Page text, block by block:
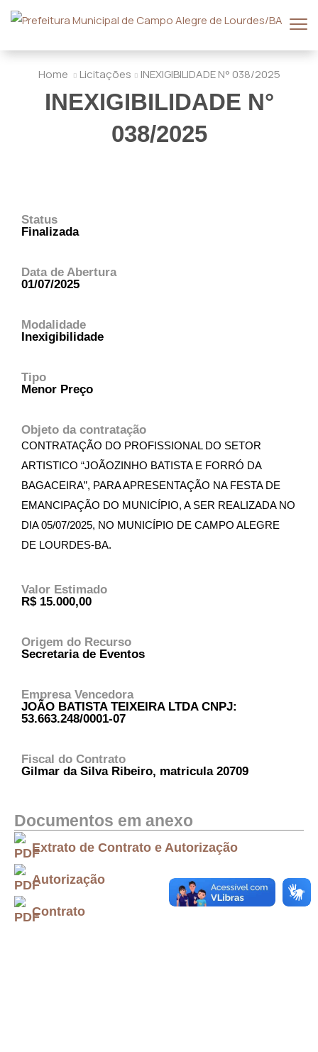
Home Licitações INEXIGIBILIDADE N° 038/2025
INEXIGIBILIDADE N°
038/2025
Status
Finalizada
Data de Abertura
01/07/2025
Modalidade
Inexigibilidade
Tipo
Menor Preço
Objeto da contratação
CONTRATAÇÃO DO PROFISSIONAL DO SETOR
ARTISTICO “JOÃOZINHO BATISTA E FORRÓ DA
BAGACEIRA”, PARA APRESENTAÇÃO NA FESTA DE
EMANCIPAÇÃO DO MUNICÍPIO, A SER REALIZADA NO
DIA 05/07/2025, NO MUNICÍPIO DE CAMPO ALEGRE
DE LOURDES-BA.
Valor Estimado
R$ 15.000,00
Origem do Recurso
Secretaria de Eventos
Empresa Vencedora
JOÃO BATISTA TEIXEIRA LTDA CNPJ:
53.663.248/0001-07
Fiscal do Contrato
Gilmar da Silva Ribeiro, matricula 20709
Documentos em anexo
Extrato de Contrato e Autorização
Autorização
Contrato